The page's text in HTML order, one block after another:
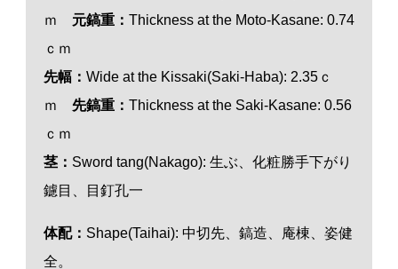
ｍ 元鎬重： Thickness at the Moto-Kasane: 0.74
ｃｍ
先幅： Wide at the Kissaki(Saki-Haba): 2.35ｃ
ｍ 先鎬重： Thickness at the Saki-Kasane: 0.56
ｃｍ
茎： Sword tang(Nakago): 生ぶ、化粧勝手下がり
鑢目、目釘孔一
体配： Shape(Taihai): 中切先、鎬造、庵棟、姿健
全。